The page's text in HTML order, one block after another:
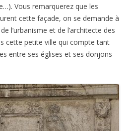
Vous remarquerez que les
cette façade, on se demande à
l’urbanisme et de l’architecte des
cette petite ville qui compte tant
entre ses églises et ses donjons